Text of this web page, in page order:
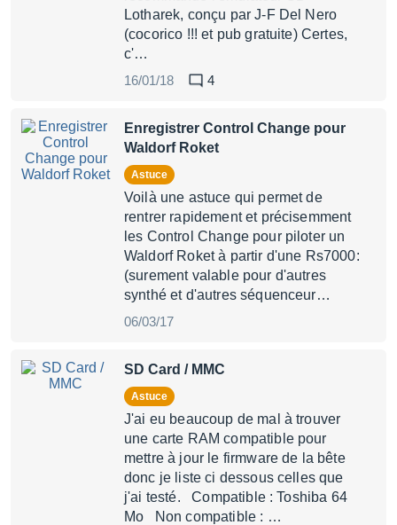
Lotharek, conçu par J-F Del Nero
(cocorico !!! et pub gratuite) Certes,
c'…
16/01/18
4
Enregistrer Control Change pour
Waldorf Roket
Astuce
Voilà une astuce qui permet de
rentrer rapidement et précisemment
les Control Change pour piloter un
Waldorf Roket à partir d'une Rs7000:
(surement valable pour d'autres
synthé et d'autres séquenceur…
06/03/17
SD Card / MMC
Astuce
J'ai eu beaucoup de mal à trouver
une carte RAM compatible pour
mettre à jour le firmware de la bête
donc je liste ci dessous celles que
j'ai testé. Compatible : Toshiba 64
Mo Non compatible : …